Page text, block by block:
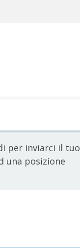
per inviarci il tuo
una posizione